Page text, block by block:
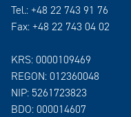
Tel.: +48 22 743 91 76
Fax: +48 22 743 04 02
KRS: 0000109469
REGON: 012360048
NIP: 5261723823
BDO: 000014607